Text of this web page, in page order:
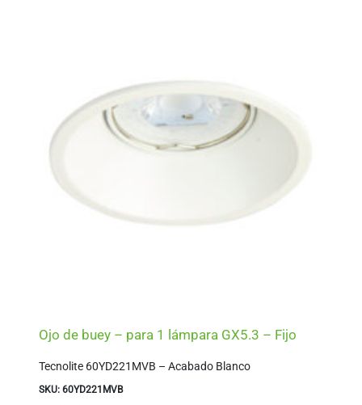
Ojo de buey – para 1 lámpara GX5.3 – Fijo
Tecnolite 60YD221MVB – Acabado Blanco
SKU: 60YD221MVB